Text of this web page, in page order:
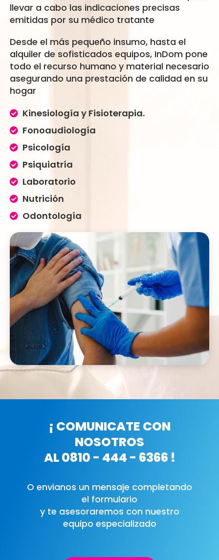
llevar a cabo las indicaciones precisas
emitidas por su médico tratante
Desde el más pequeño insumo, hasta el
alquiler de sofisticados equipos, InDom pone
todo el recurso humano y material necesario
asegurando una prestación de calidad en su
hogar
Kinesiología y Fisioterapia.
Fonoaudiología
Psicología
Psiquiatría
Laboratorio
Nutrición
Odontología
¡ COMUNICATE CON
NOSOTROS
AL 0810 - 444 - 6366 !
O envianos un mensaje completando
el formulario
y te asesoraremos con nuestro
equipo especializado